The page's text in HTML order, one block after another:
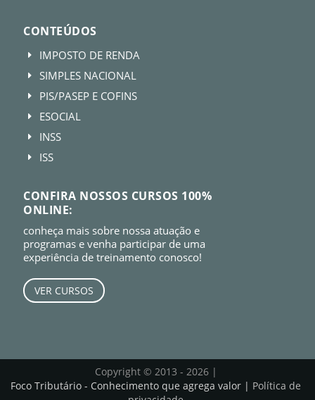
CONTEÚDOS
E IMPOSTO DE RENDA
E SIMPLES NACIONAL
E PIS/PASEP E COFINS
E ESOCIAL
E INSS
E ISS
CONFIRA NOSSOS CURSOS 100%
ONLINE:
conheça mais sobre nossa atuação e
programas e venha participar de uma
experiência de treinamento conosco!
VER CURSOS
Copyright © 2013 - 2026 |
Foco Tributário - Conhecimento que agrega valor | Política de